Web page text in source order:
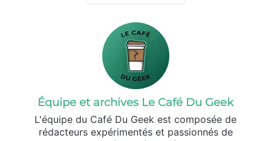
Équipe et archives Le Café Du Geek
L'équipe du Café Du Geek est composée de
rédacteurs expérimentés et passionnés de